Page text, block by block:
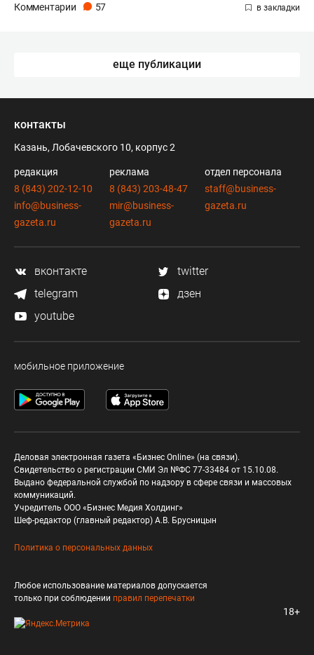
Комментарии 57
еще публикации
контакты
Казань, Лобачевского 10, корпус 2
редакция
8 (843) 202-12-10
info@business-
gazeta.ru
реклама
8 (843) 203-48-47
mir@business-
gazeta.ru
отдел персонала
staff@business-
gazeta.ru
вконтакте
twitter
telegram
дзен
youtube
мобильное приложение
Деловая электронная газета «Бизнес Online» (на связи).
Свидетельство о регистрации СМИ Эл №ФС 77-33484 от 15.10.08.
Выдано федеральной службой по надзору в сфере связи и массовых
коммуникаций.
Учредитель ООО «Бизнес Медия Холдинг»
Шеф-редактор (главный редактор) А.В. Брусницын
Политика о персональных данных
Любое использование материалов допускается
только при соблюдении правил перепечатки
18+